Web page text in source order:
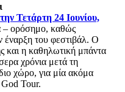
την Τετάρτη 24 Ιουνίου,
– ορόσημο, καθώς
έναρξη του φεστιβάλ. Ο
και η καθηλωτική μπάντα
χρόνια μετά τη
χώρο, για μία ακόμα
God Tour.